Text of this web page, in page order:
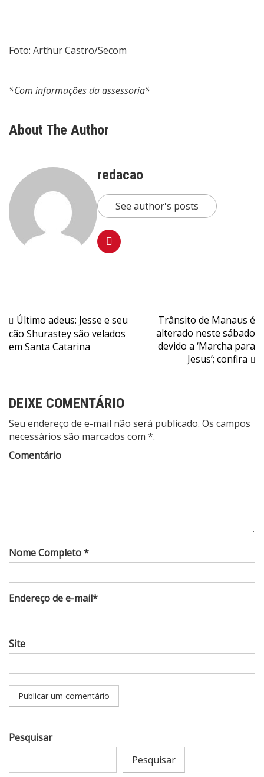
Foto: Arthur Castro/Secom
*Com informações da assessoria*
About The Author
redacao
See author's posts
Navegação
de
Último adeus: Jesse e seu
cão Shurastey são velados
em Santa Catarina
Trânsito de Manaus é
alterado neste sábado
devido a ‘Marcha para
Jesus’; confira
DEIXE COMENTÁRIO
Seu endereço de e-mail não será publicado. Os campos
necessários são marcados com *.
Comentário
Nome Completo *
Endereço de e-mail*
Site
Pesquisar
Pesquisar